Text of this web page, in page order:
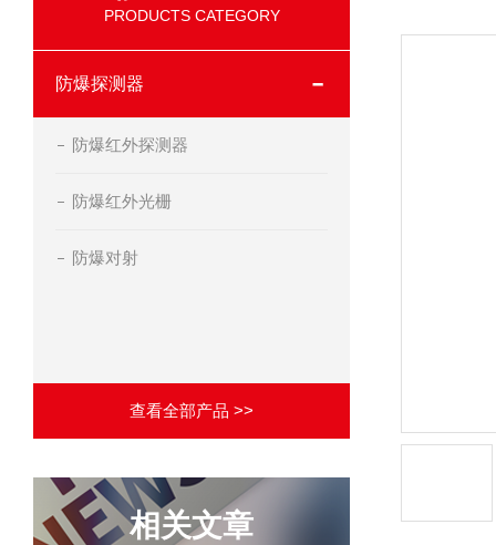
PRODUCTS CATEGORY
防爆探测器
防爆红外探测器
防爆红外光栅
防爆对射
查看全部产品 >>
相关文章